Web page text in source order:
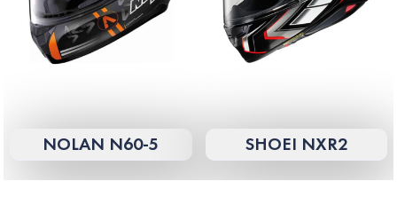
NOLAN N60-5 SHOEI NXR2